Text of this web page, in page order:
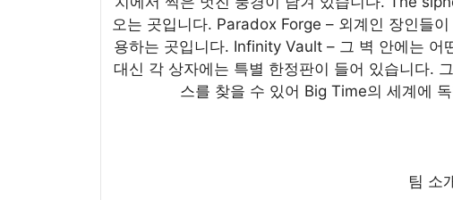
오는 곳입니다. Paradox Forge – 외계인 장인들
용하는 곳입니다. Infinity Vault – 그 벽 안에는 어
대신 각 상자에는 특별 한정판이 들어 있습니다.
스를 찾을 수 있어 Big Time의 세계에
팀 소